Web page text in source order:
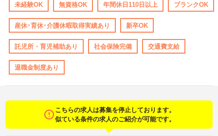
未経験OK 無資格OK 年間休日110日以上 ブランクOK
産休･育休･介護休暇取得実績あり 新卒OK
託児所・育児補助あり 社会保険完備 交通費支給
退職金制度あり
こちらの求人は募集を停止しております。
似ている条件の求人のご紹介が可能です。